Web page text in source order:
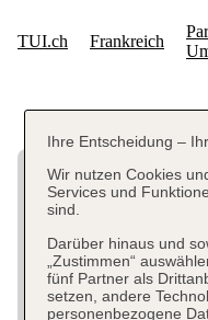
Ihre Entscheidung –
Wir nutzen Cookies
Services und
sind.
Darüber hinaus und
„Zustimmen“
fünf Partner als
setzen, andere
personenbezogene